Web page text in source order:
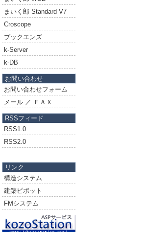
まいく郎 Standard V7
Croscope
ブックエンズ
k-Server
k-DB
お問い合わせ
お問い合わせフォーム
メール ／ ＦＡＸ
RSSフィード
RSS1.0
RSS2.0
リンク
構造システム
建築ピボット
FMシステム